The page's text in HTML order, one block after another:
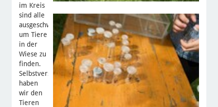
im Kreis
sind alle
ausgeschwärmt,
um Tiere
in der
Wiese zu
finden.
Selbstverständlich
haben
wir den
Tieren